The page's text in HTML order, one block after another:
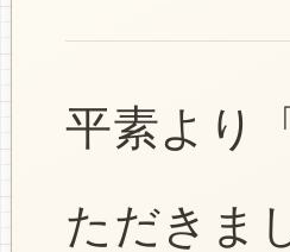
平素より
ただきま